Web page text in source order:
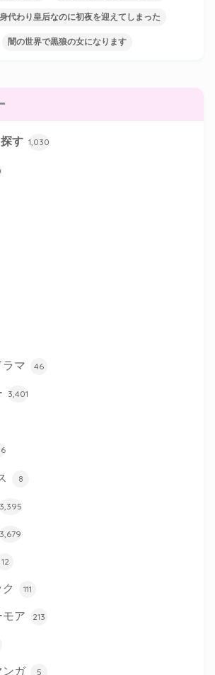
身代わり皇后なのに初夜を迎えてしまった
闇の世界で黒狼の女になります
す 1,030
ラマ 46
3,401
8
3,395
3,679
12
111
モア 213
ンガ 5